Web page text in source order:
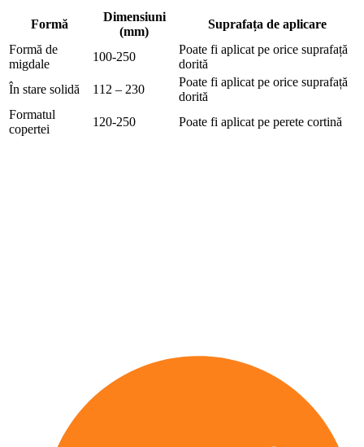
Formă
Dimensiuni
(mm)
Suprafața de aplicare
Formă de
migdale
100-250
Poate fi aplicat pe orice suprafață
dorită
În stare solidă
112 – 230
Poate fi aplicat pe orice suprafață
dorită
Formatul
copertei
120-250 Poate fi aplicat pe perete cortină